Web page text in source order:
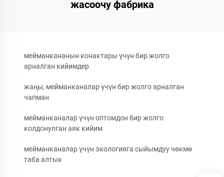
жасоочу фабрика
мейманкананын конактары үчүн бир жолго
арналган кийимдер
жаңы, мейманканалар үчүн бир жолго арналган
чапман
мейманканалар үчүн оптомдон бир жолго
колдонулган аяк кийим
мейманканалар үчүн экологияга сыйымдуу чөкмө
таба алтык